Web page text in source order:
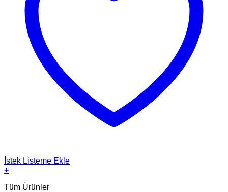
İstek Listeme Ekle
+
Tüm Ürünler